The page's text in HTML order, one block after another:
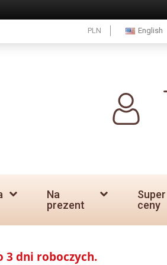
PLN English
Na
prezent
Super
ceny
3 dni roboczych.